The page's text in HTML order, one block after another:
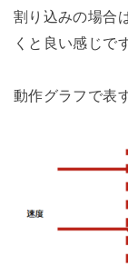
割り込みの場合
くと良い感じで
動作グラフで表